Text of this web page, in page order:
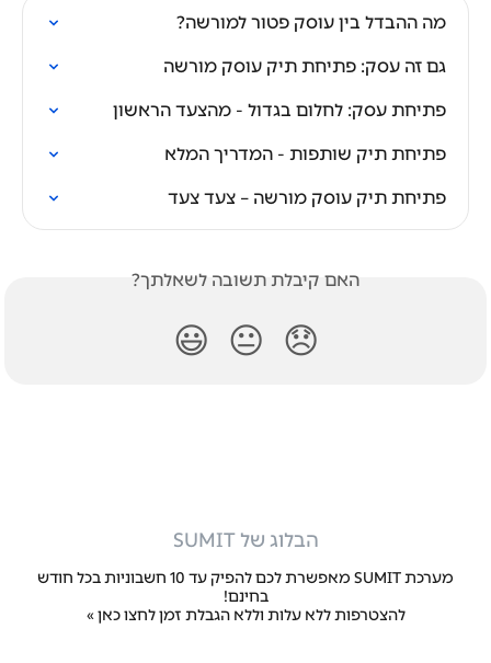
מה ההבדל בין עוסק פטור למורשה?
גם זה עסק: פתיחת תיק עוסק מורשה
פתיחת עסק: לחלום בגדול - מהצעד הראשון
פתיחת תיק שותפות - המדריך המלא
פתיחת תיק עוסק מורשה – צעד צעד
האם קיבלת תשובה לשאלתך?
😞
😐
😃
הבלוג של SUMIT
מערכת SUMIT מאפשרת לכם להפיק עד 10 חשבוניות בכל חודש
בחינם!
להצטרפות ללא עלות וללא הגבלת זמןלחצו כאן »